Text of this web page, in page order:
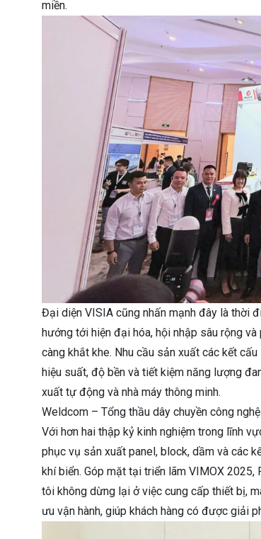
miền.
Đại diện VISIA cũng nhấn mạnh đây là thời
hướng tới hiện đại hóa, hội nhập sâu rộng
càng khắt khe. Nhu cầu sản xuất các kết
hiệu suất, độ bền và tiết kiệm năng lượng
xuất tự động và nhà máy thông minh.
Weldcom – Tổng thầu dây chuyền công
Với hơn hai thập kỷ kinh nghiệm trong lĩnh
phục vụ sản xuất panel, block, dầm và các
khí biển. Góp mặt tại triển lãm VIMOX
tôi không dừng lại ở việc cung cấp thiết bị,
ưu vận hành, giúp khách hàng có được giải